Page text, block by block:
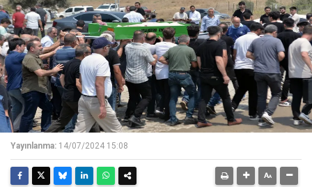
Yayınlanma: 14/07/2024 15:08